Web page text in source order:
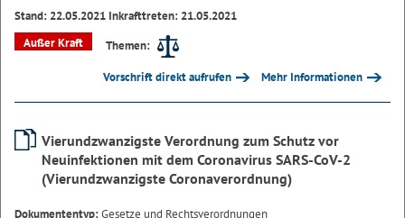
Stand: 22.05.2021 Inkrafttreten: 21.05.2021
Außer Kraft
Themen:
Vorschrift direkt aufrufen Mehr Informationen
Vierundzwanzigste Verordnung zum Schutz vor
Neuinfektionen mit dem Coronavirus SARS-CoV-2
(Vierundzwanzigste Coronaverordnung)
Dokumententyp:Gesetze und Rechtsverordnungen